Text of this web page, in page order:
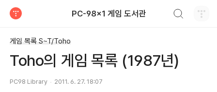
PC-98x1 게임 도서관
게임 목록 S~T/Toho
Toho의 게임 목록 (1987년)
PC98 Library 2011. 6. 27. 18:07